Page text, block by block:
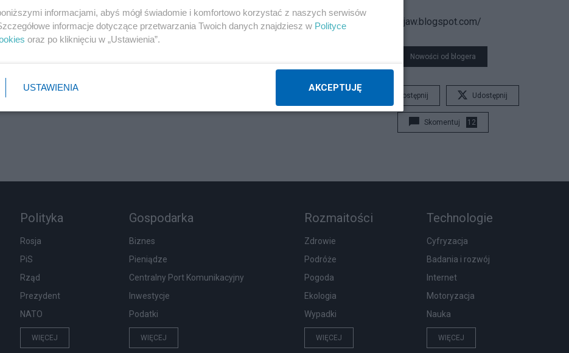
strona domowa:
http://krzysztofjaw.blogspot.com/
Nowości od blogera
Udostępnij Udostępnij
Skomentuj 12
Polityka
Rosja
PiS
Rząd
Prezydent
NATO
WIĘCEJ
Gospodarka
Biznes
Pieniądze
Centralny Port Komunikacyjny
Inwestycje
Podatki
WIĘCEJ
Rozmaitości
Zdrowie
Podróże
Pogoda
Ekologia
Wypadki
WIĘCEJ
Technologie
Cyfryzacja
Badania i rozwój
Internet
Motoryzacja
Nauka
WIĘCEJ
informacjami, abyś mógł świadomie i komfortowo korzystać z naszych serwisów
informacje dotyczące przetwarzania Twoich danych znajdziesz w Polityce
oraz po kliknięciu w „Ustawienia”.
USTAWIENIA AKCEPTUJĘ